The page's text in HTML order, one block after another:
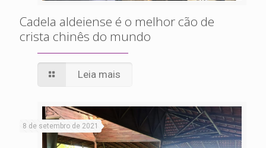
Cadela aldeiense é o melhor cão de
crista chinês do mundo
Leia mais
8 de setembro de 2021